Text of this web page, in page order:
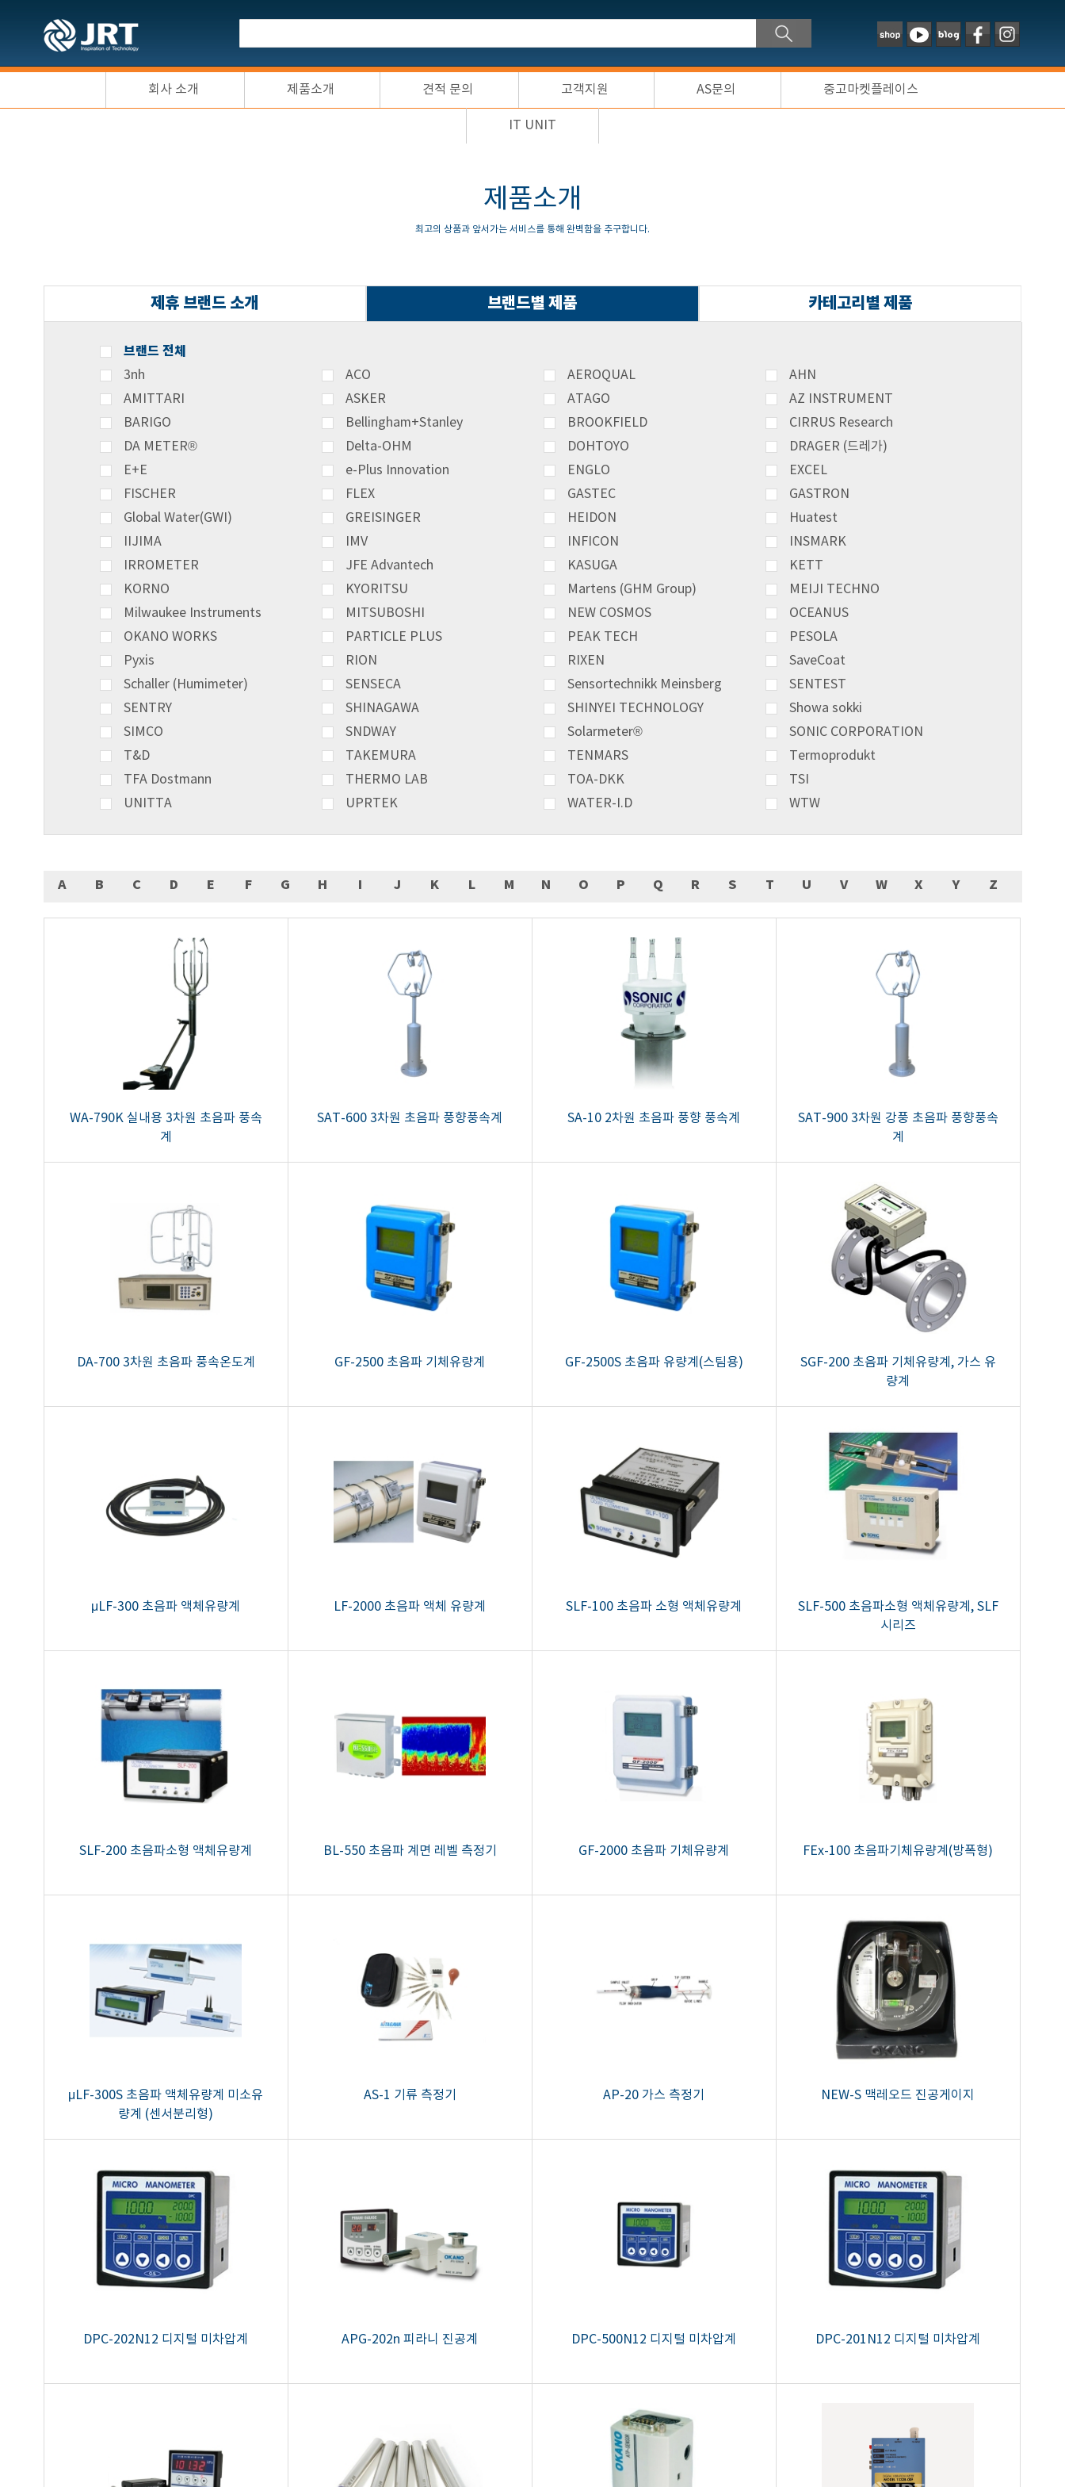
회사 소개 제품소개 견적 문의 고객지원 AS문의 중고마켓플레이스
IT UNIT
제품소개
최고의 상품과 앞서가는 서비스를 통해 완벽함을 추구합니다.
제휴 브랜드 소개 브랜드별 제품 카테고리별 제품
브랜드 전체
3nh ACO AEROQUAL
AHN
AMITTARI
ASKER ATAGO
AZ INSTRUMENT
BARIGO
Bellingham+Stanley BROOKFIELD
CIRRUS Research
DA METER®
Delta-OHM DOHTOYO
DRAGER (드레가)
E+E
e-Plus Innovation ENGLO
EXCEL
FISCHER
FLEX GASTEC
GASTRON
Global Water(GWI)
GREISINGER HEIDON
Huatest
IIJIMA
IMV INFICON
INSMARK
IRROMETER
JFE Advantech KASUGA
KETT
KORNO
KYORITSU Martens (GHM Group)
MEIJI TECHNO
Milwaukee Instruments
MITSUBOSHI NEW COSMOS
OCEANUS
OKANO WORKS
PARTICLE PLUS PEAK TECH
PESOLA
Pyxis
RION RIXEN
SaveCoat
Schaller (Humimeter)
SENSECA Sensortechnikk Meinsberg
SENTEST
SENTRY
SHINAGAWA SHINYEI TECHNOLOGY
Showa sokki
SIMCO
SNDWAY Solarmeter®
SONIC CORPORATION
T&D
TAKEMURA TENMARS
Termoprodukt
TFA Dostmann
THERMO LAB TOA-DKK
TSI
UNITTA
UPRTEK WATER-I.D WTW
A B C D E F G H I J K L M N O P Q R S T U V W X Y Z
WA-790K 실내용 3차원 초음파 풍속
계
SAT-600 3차원 초음파 풍향풍속계 SA-10 2차원 초음파 풍향 풍속계
SAT-900 3차원 강풍 초음파 풍향풍속
계
DA-700 3차원 초음파 풍속온도계 GF-2500 초음파 기체유량계 GF-2500S 초음파 유량계(스팀용)
SGF-200 초음파 기체유량계, 가스 유
량계
μLF-300 초음파 액체유량계 LF-2000 초음파 액체 유량계 SLF-100 초음파 소형 액체유량계
SLF-500 초음파소형 액체유량계, SLF
시리즈
SLF-200 초음파소형 액체유량계 BL-550 초음파 계면 레벨 측정기 GF-2000 초음파 기체유량계 FEx-100 초음파기체유량계(방폭형)
μLF-300S 초음파 액체유량계 미소유
량계 (센서분리형)
AS-1 기류 측정기 AP-20 가스 측정기 NEW-S 맥레오드 진공게이지
DPC-202N12 디지털 미차압계 APG-202n 피라니 진공계 DPC-500N12 디지털 미차압계 DPC-201N12 디지털 미차압계